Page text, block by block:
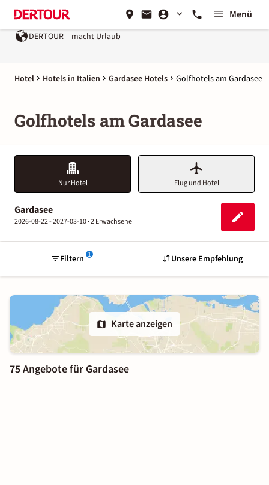
Menü
DERTOUR – macht Urlaub
Hotel Hotels in Italien Gardasee Hotels Golfhotels am Gardasee
Golfhotels am Gardasee
Nur Hotel Flug und Hotel
Gardasee
2026-08-22 - 2027-03-10 ·2 Erwachsene
1
Filtern Unsere Empfehlung
Karte anzeigen
75 Angebote für Gardasee